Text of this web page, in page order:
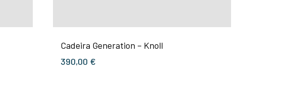
Cadeira Generation – Knoll
390,00 €